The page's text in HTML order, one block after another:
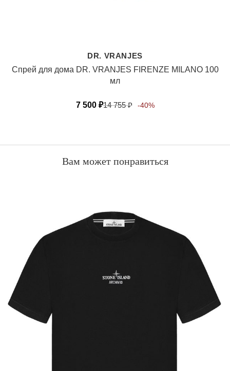
DR. VRANJES
Спрей для дома DR. VRANJES FIRENZE MILANO 100
мл
7 500 ₽14 755₽ -40%
Вам может понравиться